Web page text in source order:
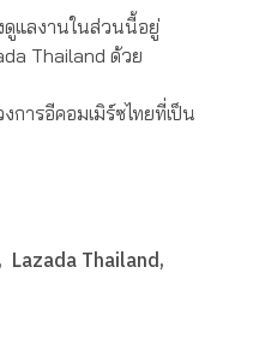
แลงานในส่วนนี้อยู่
Thailand ด้วย
การอีคอมเมิร์ซไทยที่เป็น
Lazada Thailand